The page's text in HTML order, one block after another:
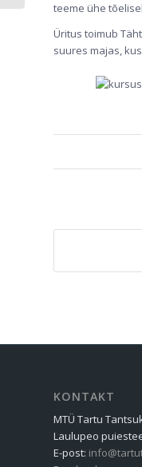
teeme ühe
Üritus toimub
suures majas,
KONTAKT
MTÜ Tartu
Laulupeo
E-post: